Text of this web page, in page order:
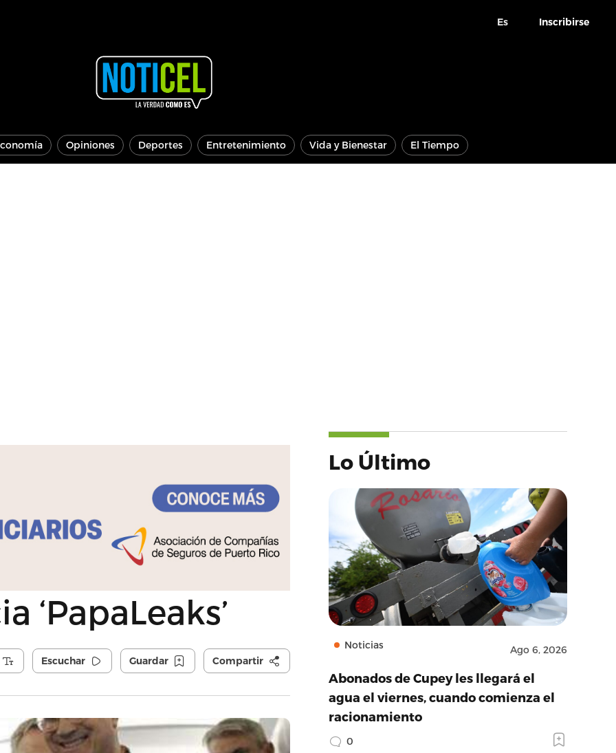
Es Inscribirse
Opiniones Deportes Entretenimiento Vida y Bienestar El Tiempo
‘PapaLeaks’
Escuchar Guardar Compartir
Lo Último
Noticias Ago 6, 2026
Abonados de Cupey les llegará el
agua el viernes, cuando comienza el
racionamiento
0